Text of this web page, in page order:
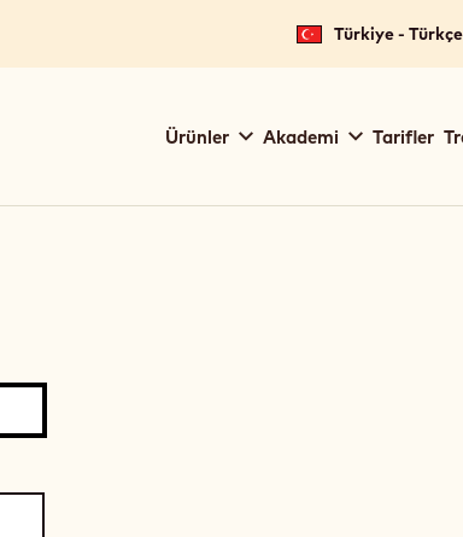
Türkiye - Türkçe
navigation
Ürünler Akademi Tarifler